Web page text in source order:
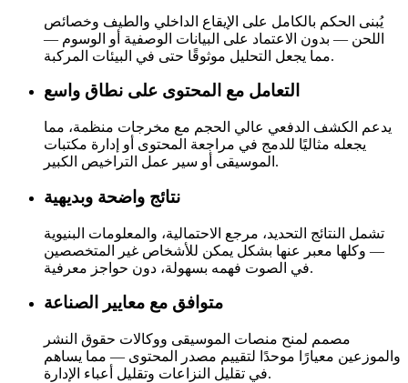
يُبنى الحكم بالكامل على الإيقاع الداخلي والطيف وخصائص
اللحن — بدون الاعتماد على البيانات الوصفية أو الوسوم —
مما يجعل التحليل موثوقًا حتى في البيئات المركبة.
التعامل مع المحتوى على نطاق واسع
يدعم الكشف الدفعي عالي الحجم مع مخرجات منظمة، مما
يجعله مثاليًا للدمج في مراجعة المحتوى أو إدارة مكتبات
الموسيقى أو سير عمل التراخيص الكبير.
نتائج واضحة وبديهية
تشمل النتائج التحديد، مرجع الاحتمالية، والمعلومات البنيوية
— وكلها معبر عنها بشكل يمكن للأشخاص غير المتخصصين
في الصوت فهمه بسهولة، دون حواجز معرفية.
متوافق مع معايير الصناعة
مصمم لمنح منصات الموسيقى ووكالات حقوق النشر
والموزعين معيارًا موحدًا لتقييم مصدر المحتوى — مما يساهم
في تقليل النزاعات وتقليل أعباء الإدارة.